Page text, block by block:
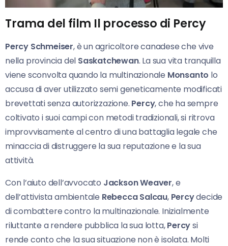
Trama del film Il processo di Percy
Percy Schmeiser, è un agricoltore canadese che vive
nella provincia del Saskatchewan. La sua vita tranquilla
viene sconvolta quando la multinazionale Monsanto lo
accusa di aver utilizzato semi geneticamente modificati
brevettati senza autorizzazione. Percy, che ha sempre
coltivato i suoi campi con metodi tradizionali, si ritrova
improvvisamente al centro di una battaglia legale che
minaccia di distruggere la sua reputazione e la sua
attività.
Con l’aiuto dell’avvocato Jackson Weaver, e
dell’attivista ambientale Rebecca Salcau, Percydecide
di combattere contro la multinazionale. Inizialmente
riluttante a rendere pubblica la sua lotta,Percysi
rende conto che la sua situazione non è isolata. Molti